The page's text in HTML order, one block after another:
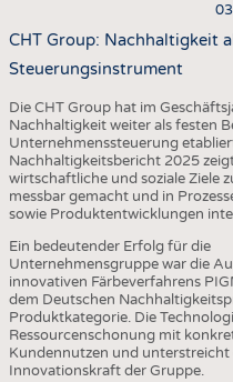
CHT Group: Nachhaltigkeit
Steuerungsinstrument
Die CHT Group hat im
Nachhaltigkeit weiter als festen
Unternehmenssteuerung
Nachhaltigkeitsbericht 2025
wirtschaftliche und soziale Ziele
messbar gemacht und in
sowie Produktentwicklungen
Ein bedeutender Erfolg für die
Unternehmensgruppe war die
innovativen Färbeverfahrens
dem Deutschen
Produktkategorie. Die
Ressourcenschonung mit
Kundennutzen und unterstreicht
Innovationskraft der Gruppe.